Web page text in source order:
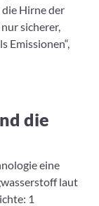
Hirne der
sicherer,
Emissionen“,
die
eine
laut
1